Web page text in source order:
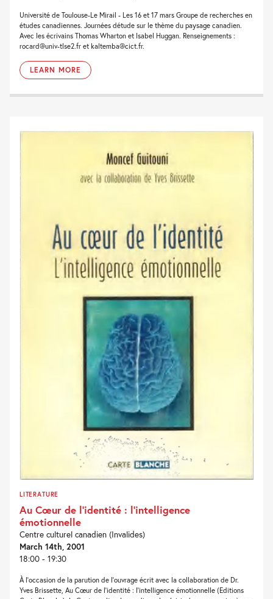
Université de Toulouse-Le Mirail - Les 16 et 17 mars Groupe de recherches en
études canadiennes. Journées détude sur le thème du paysage canadien.
Avec les écrivains Thomas Wharton et Isabel Huggan. Renseignements :
rocard@univ-tlse2.fr et kaltemba@cict.fr.
LEARN MORE
LITERATURE
Au Cœur de l’identité : l’intelligence
émotionnelle
Centre culturel canadien (Invalides)
March 14th, 2001
18:00 - 19:30
À l'occasion de la parution de l'ouvrage écrit avec la collaboration de Dr.
Yves Brissette, Au Cœur de l'identité : l'intelligence émotionnelle (Editions